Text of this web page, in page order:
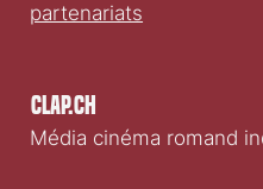
Clap.ch
Média cinéma romand
partenariats